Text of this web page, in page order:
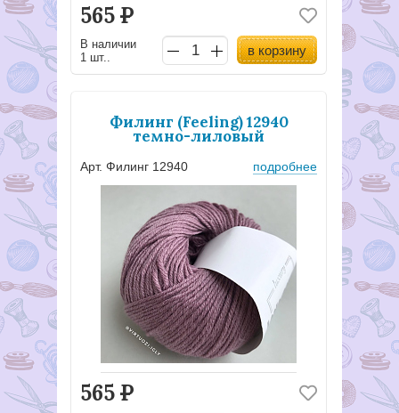
565Р
В наличии
1 шт..
в корзину
Филинг (Feeling) 12940
темно-лиловый
Арт. Филинг 12940 подробнее
565Р